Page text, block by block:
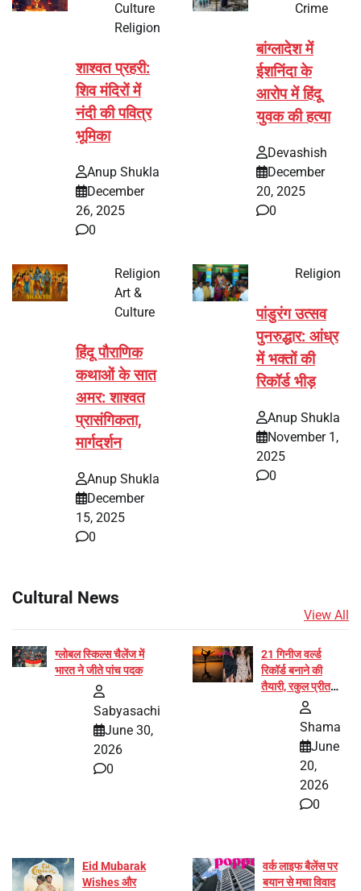
Culture
Religion
शाश्वत प्रहरी:
शिव मंदिरों में
नंदी की पवित्र
भूमिका
Anup Shukla
December
26, 2025
0
Crime
बांग्लादेश में
ईशनिंदा के
आरोप में हिंदू
युवक की हत्या
Devashish
December
20, 2025
0
Religion
Art &
Culture
हिंदू पौराणिक
कथाओं के सात
अमर: शाश्वत
प्रासंगिकता,
मार्गदर्शन
Anup Shukla
December
15, 2025
0
Religion
पांडुरंग उत्सव
पुनरुद्धार: आंध्र
में भक्तों की
रिकॉर्ड भीड़
Anup Shukla
November 1,
2025
0
Cultural News
View All
ग्लोबल स्किल्स चैलेंज में
भारत ने जीते पांच पदक
Sabyasachi
June 30,
2026
0
21 गिनीज वर्ल्ड
रिकॉर्ड बनाने की
तैयारी, रकुल प्रीत
और प्रज्ञा जायसवाल
Shama
June
20,
2026
0
Eid Mubarak
Wishes और
वर्क लाइफ बैलेंस पर
बयान से मचा विवाद